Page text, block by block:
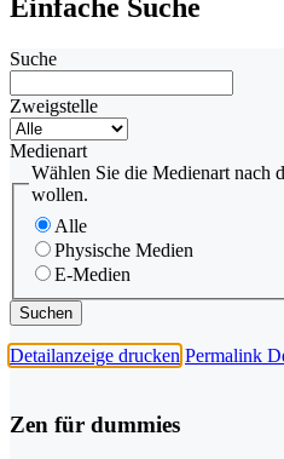
Einfache Suche
Suche
Zweigstelle
Medienart
Wählen Sie die Medienart nach
wollen.
Alle
Physische Medien
E-Medien
Detailanzeige drucken Permalink
Zen für dummies